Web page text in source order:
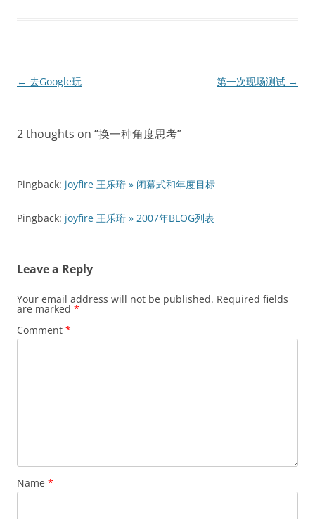
Post
← 去Google玩 第一次现场测试 →
2 thoughts on “换一种角度思考”
Pingback: joyfire 王乐珩 » 闭幕式和年度目标
Pingback: joyfire 王乐珩 » 2007年BLOG列表
Leave a Reply
Your email address will not be published. Required fields
are marked *
Comment *
Name *